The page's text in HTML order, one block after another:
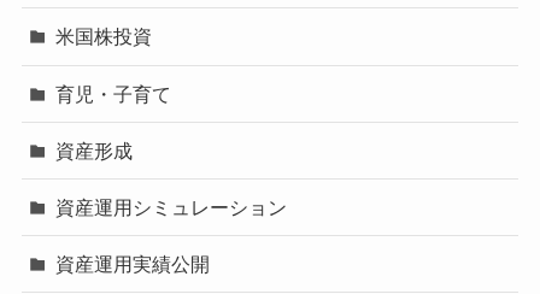
米国株投資
育児・子育て
資産形成
資産運用シミュレーション
資産運用実績公開